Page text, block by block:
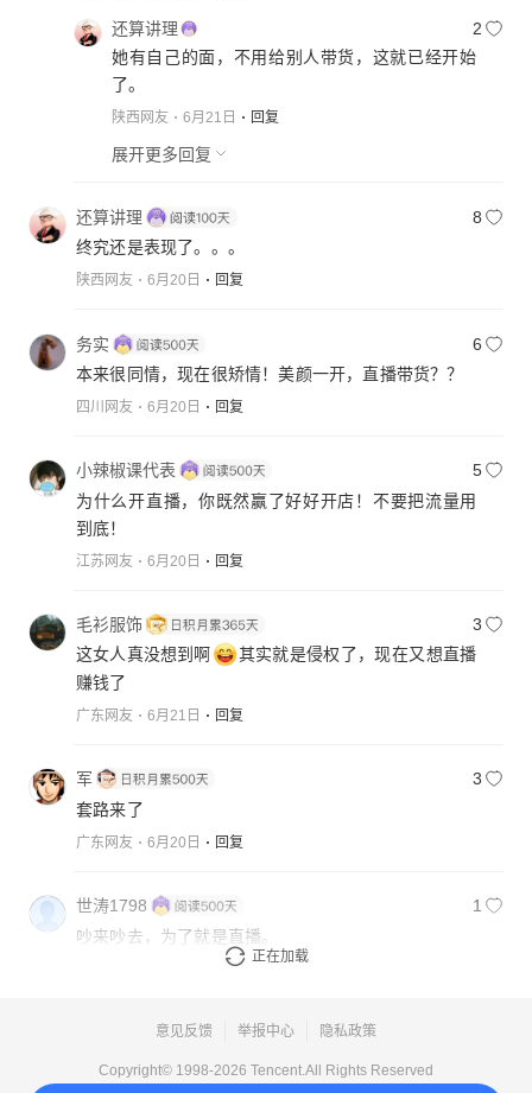
还算讲理
2
她有自己的面，不用给别人带货，这就已经开始
了。
陕西网友 6月21日 回复
展开更多回复
还算讲理
8
终究还是表现了。。。
陕西网友 6月20日 回复
务实
6
本来很同情，现在很矫情！美颜一开，直播带货？？
四川网友 6月20日 回复
小辣椒课代表
5
为什么开直播，你既然赢了好好开店！不要把流量用
到底！
江苏网友 6月20日 回复
毛衫服饰
3
这女人真没想到啊
其实就是侵权了，现在又想直播
赚钱了
广东网友 6月21日 回复
军
3
套路来了
广东网友 6月20日 回复
世涛1798
1
吵来吵去，为了就是直播。
回复
正在加载
意见反馈 举报中心 隐私政策
Copyright© 1998-2026 Tencent.All Rights Reserved